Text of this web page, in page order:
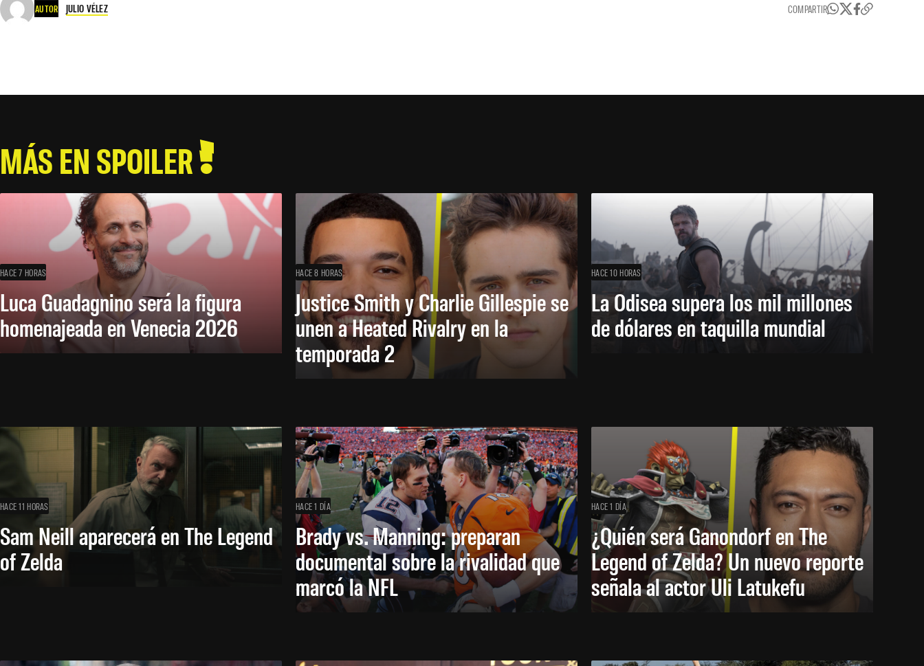
AUTOR JULIO VÉLEZ COMPARTIR
MÁS EN SPOILER
HACE 7 HORAS
Luca Guadagnino será la figura
homenajeada en Venecia 2026
HACE 8 HORAS
Justice Smith y Charlie Gillespie se
unen a Heated Rivalry en la
temporada 2
HACE 10 HORAS
La Odisea supera los mil millones
de dólares en taquilla mundial
HACE 11 HORAS
Sam Neill aparecerá en The Legend
of Zelda
HACE 1 DÍA
Brady vs. Manning: preparan
documental sobre la rivalidad que
marcó la NFL
HACE 1 DÍA
¿Quién será Ganondorf en The
Legend of Zelda? Un nuevo reporte
señala al actor Uli Latukefu